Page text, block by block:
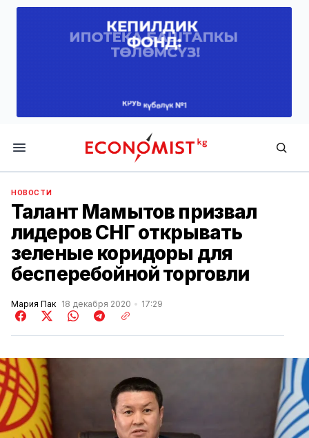
Economist.kg
НОВОСТИ
Талант Мамытов призвал
лидеров СНГ открывать
зеленые коридоры для
бесперебойной торговли
Мария Пак 18 декабря 2020 17:29